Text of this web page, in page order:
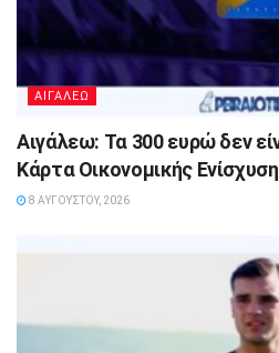
ΑΙΓΑΛΕΩ
Αιγάλεω: Τα 300 ευρώ δεν
Κάρτα Οικονομικής
8 ΑΥΓΟΎΣΤΟΥ, 2026